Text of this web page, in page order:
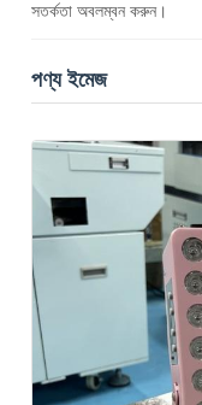
সতর্কতা অবলম্বন করুন।
পণ্য ইমেজ